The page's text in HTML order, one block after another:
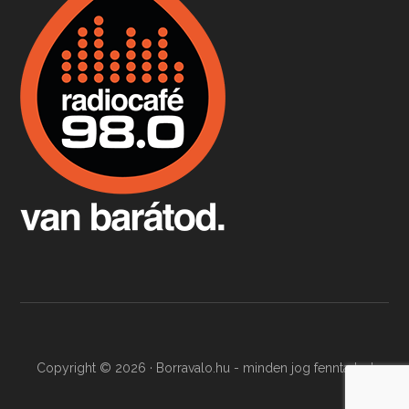
Apr 9, 2026 • 00:37:17
Fermentáljunk, a testünk meghálálja!
Apr 3, 2026 • 00:36:07
Copyright © 2026 · Borravalo.hu - minden jog fenntartva!